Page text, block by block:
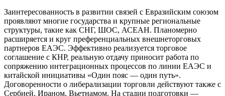
Заинтересованность в развитии связей с Евразийским союзом
проявляют многие государства и крупные региональные
структуры, такие как СНГ, ШОС, АСЕАН. Планомерно
расширяется и круг преференциальных внешнеторговых
партнеров ЕАЭС. Эффективно реализуется торговое
соглашение с КНР, реальную отдачу приносит работа по
сопряжению интеграционных процессов по линии ЕАЭС и
китайской инициативы «Один пояс — один путь».
Договоренности о либерализации торговли действуют также с
Сербией, Ираном, Вьетнамом. На стадии подготовки —